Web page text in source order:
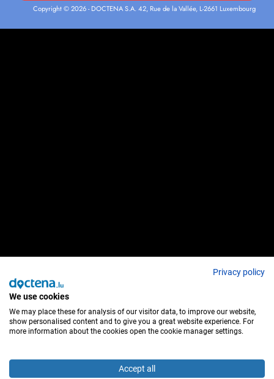
Copyright © 2026 - DOCTENA S.A. 42, Rue de la Vallée, L-2661 Luxembourg
Privacy policy
We use cookies
We may place these for analysis of our visitor data, to improve our website,
show personalised content and to give you a great website experience. For
more information about the cookies open the cookie manager settings.
Accept all